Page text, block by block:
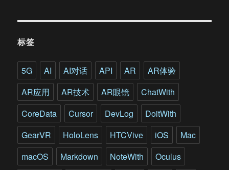
标签
5G AI AI对话 API AR
AR体验
AR应用
AR技术 AR眼镜
ChatWith
CoreData
Cursor DevLog
DoitWith
GearVR
HoloLens HTCVive iOS
Mac
macOS
Markdown NoteWith
Oculus